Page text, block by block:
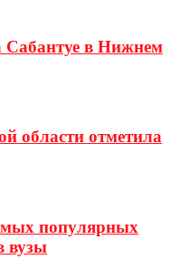
Сабантуе в Нижнем
области отметила
популярных
вузы